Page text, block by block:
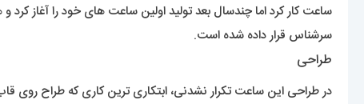
ساعت کار کرد اما چندسال بعد تولید اولین ساعت های خود را آغاز
سرشناس قرار داده شده است.
طراحی
در طراحی این ساعت تکرار نشدنی، ابتکاری ترین کاری که طراح روی